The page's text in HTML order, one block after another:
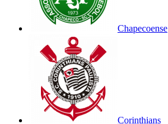
Chapecoense
Corinthians